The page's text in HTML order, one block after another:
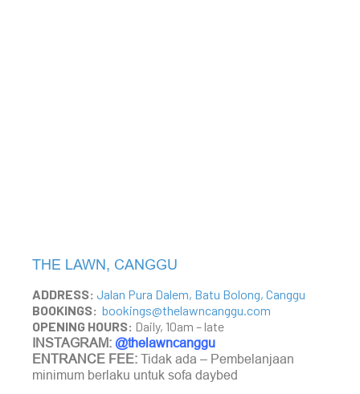
THE LAWN, CANGGU
ADDRESS: Jalan Pura Dalem, Batu Bolong, Canggu
BOOKINGS: bookings@thelawncanggu.com
OPENING HOURS: Daily, 10am – late
INSTAGRAM: @thelawncanggu
ENTRANCE FEE: Tidak ada – Pembelanjaan
minimum berlaku untuk sofa daybed